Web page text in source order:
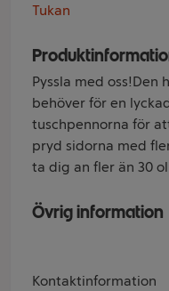
Tukan
Pyssla med oss!Den
behöver för en
tuschpennorna för
pryd sidorna med
ta dig an fler än 30
Övrig information
Kontaktinformation